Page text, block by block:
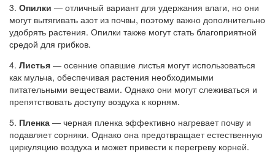
3. Опилки — отличный вариант для удержания влаги, но они
могут вытягивать азот из почвы, поэтому важно дополнительно
удобрять растения. Опилки также могут стать благоприятной
средой для грибков.
4. Листья — осенние опавшие листья могут использоваться
как мульча, обеспечивая растения необходимыми
питательными веществами. Однако они могут слеживаться и
препятствовать доступу воздуха к корням.
5. Пленка — черная пленка эффективно нагревает почву и
подавляет сорняки. Однако она предотвращает естественную
циркуляцию воздуха и может привести к перегреву корней.